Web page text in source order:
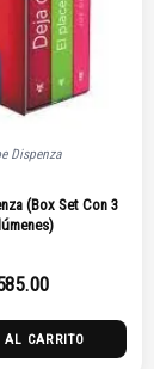
Dispenza
(Box Set Con 3
AL CARRITO